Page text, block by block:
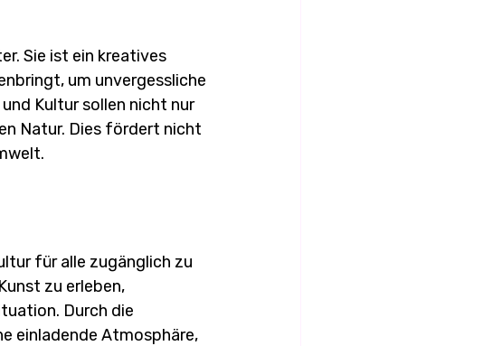
Sie ist ein kreatives
um unvergessliche
Kultur sollen nicht nur
Natur. Dies fördert nicht
für alle zugänglich zu
zu erleben,
Durch die
einladende Atmosphäre,